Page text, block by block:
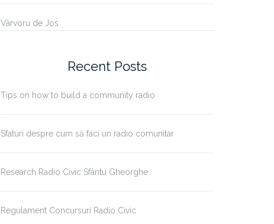
Vârvoru de Jos
Recent Posts
Tips on how to build a community radio
Sfaturi despre cum să faci un radio comunitar
Research Radio Civic Sfântu Gheorghe
Regulament Concursuri Radio Civic